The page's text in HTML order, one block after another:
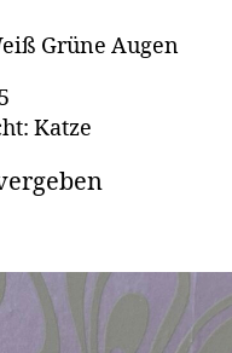
Grüne Augen
Katze